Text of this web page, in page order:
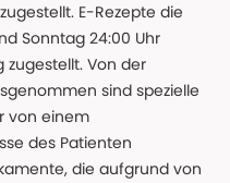
E-Rezepte die
Sonntag 24:00 Uhr
Von der
sind spezielle
von einem
des Patienten
die aufgrund von